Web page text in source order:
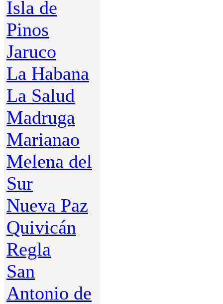
Isla de
Pinos
Jaruco
La Habana
La Salud
Madruga
Marianao
Melena del
Sur
Nueva Paz
Quivicán
Regla
San
Antonio de